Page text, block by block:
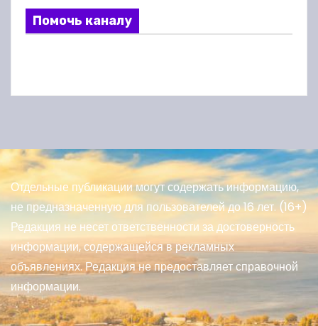
Помочь каналу
Отдельные публикации могут содержать информацию,
не предназначенную для пользователей до 16 лет. (16+)
Редакция не несет ответственности за достоверность
информации, содержащейся в рекламных
объявлениях. Редакция не предоставляет справочной
информации.